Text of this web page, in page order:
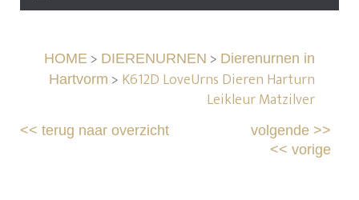
HOME> DIERENURNEN > Dierenurnen in
Hartvorm > K612D LoveUrns Dieren Harturn
Leikleur Matzilver
<<terug naar overzicht volgende>>
<< vorige